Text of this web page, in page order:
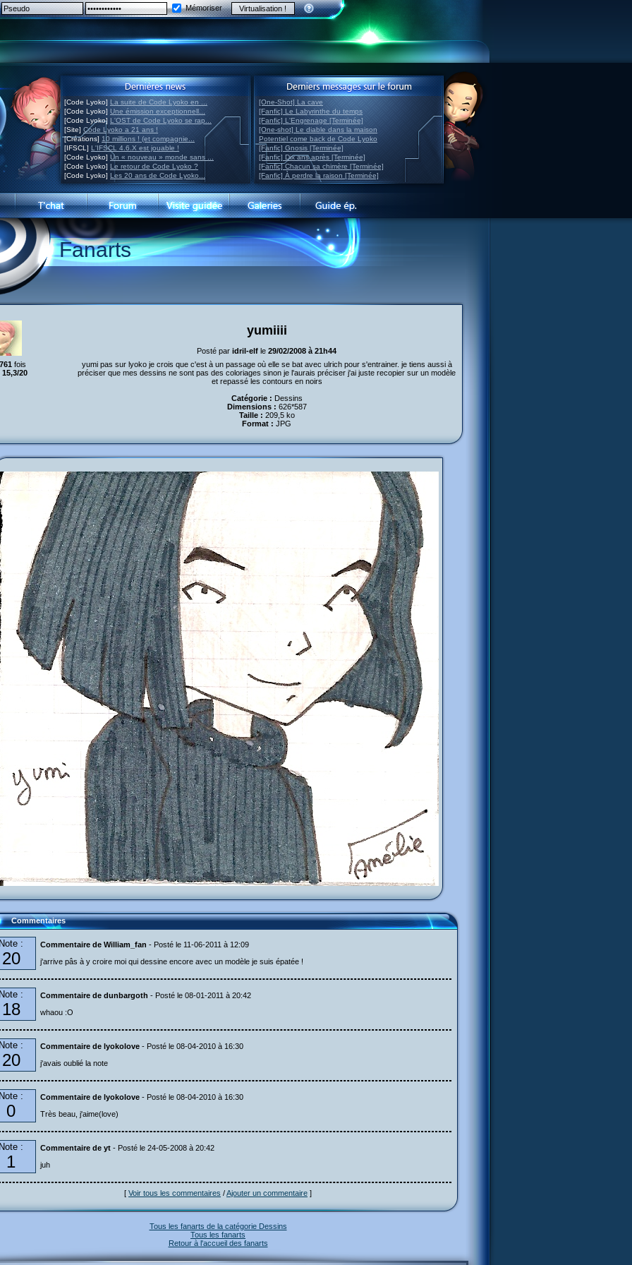
Mémoriser
[Code Lyoko] La suite de Code Lyoko en ...
[Code Lyoko] Une émission exceptionnell...
[Code Lyoko] L'OST de Code Lyoko se rap...
[Site] Code Lyoko a 21 ans !
[Créations] 10 millions ! (et compagnie...
[IFSCL] L'IFSCL 4.6.X est jouable !
[Code Lyoko] Un « nouveau » monde sans ...
[Code Lyoko] Le retour de Code Lyoko ?
[Code Lyoko] Les 20 ans de Code Lyoko...
[One-Shot] La cave
[Fanfic] Le Labyrinthe du temps
[Fanfic] L'Engrenage [Terminée]
[One-shot] Le diable dans la maison
Potentiel come back de Code Lyoko
[Fanfic] Gnosis [Terminée]
[Fanfic] Dix ans après [Terminée]
[Fanfic] Chacun sa chimère [Terminée]
[Fanfic] À perdre la raison [Terminée]
Fanarts
yumiiii
Posté par idril-elf le 29/02/2008 à 21h44
fois
15,3/20
yumi pas sur lyoko je crois que c'est à un passage où elle se bat avec ulrich pour s'entrainer. je tiens aussi à
préciser que mes dessins ne sont pas des coloriages sinon je l'aurais préciser j'ai juste recopier sur un modèle
et repassé les contours en noirs
Catégorie : Dessins
Dimensions : 626*587
Taille : 209,5 ko
Format : JPG
Commentaires
Note :
20
Commentaire de William_fan - Posté le 11-06-2011 à 12:09
j'arrive pâs à y croire moi qui dessine encore avec un modèle je suis épatée !
Note :
18
Commentaire de dunbargoth - Posté le 08-01-2011 à 20:42
whaou :O
Note :
20
Commentaire de lyokolove - Posté le 08-04-2010 à 16:30
j'avais oublié la note
Note :
0
Commentaire de lyokolove - Posté le 08-04-2010 à 16:30
Très beau, j'aime(love)
Note :
1
Commentaire de yt - Posté le 24-05-2008 à 20:42
juh
[ Voir tous les commentaires /Ajouter un commentaire ]
Tous les fanarts de la catégorie Dessins
Tous les fanarts
Retour à l'accueil des fanarts